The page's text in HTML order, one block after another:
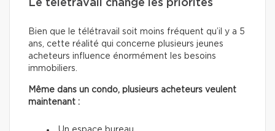
Le télétravail change les priorités
Bien que le télétravail soit moins fréquent qu’il y a 5
ans, cette réalité qui concerne plusieurs jeunes
acheteurs influence énormément les besoins
immobiliers.
Même dans un condo, plusieurs acheteurs veulent
maintenant :